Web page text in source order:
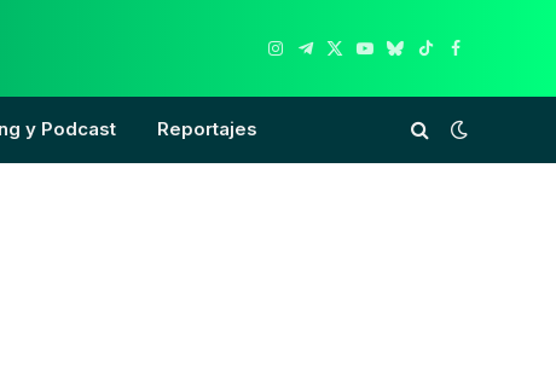
Instagram
Telegram
X
YouTube
Bluesky
TikTokFacebook
y Podcast Reportajes